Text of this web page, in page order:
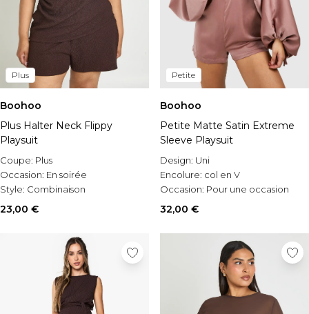
Plus
Boohoo
Plus Halter Neck Flippy
Playsuit
Coupe: Plus
Occasion: En soirée
Style: Combinaison
23,00 €
Petite
Boohoo
Petite Matte Satin Extreme
Sleeve Playsuit
Design: Uni
Encolure: col en V
Occasion: Pour une occasion
spéciale
32,00 €